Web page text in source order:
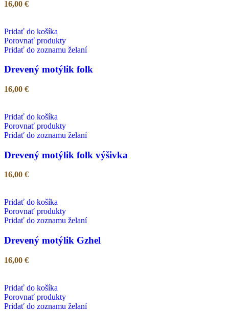
16,00 €
Pridať do košíka
Porovnať produkty
Pridať do zoznamu želaní
Drevený motýlik folk
16,00 €
Pridať do košíka
Porovnať produkty
Pridať do zoznamu želaní
Drevený motýlik folk výšivka
16,00 €
Pridať do košíka
Porovnať produkty
Pridať do zoznamu želaní
Drevený motýlik Gzhel
16,00 €
Pridať do košíka
Porovnať produkty
Pridať do zoznamu želaní